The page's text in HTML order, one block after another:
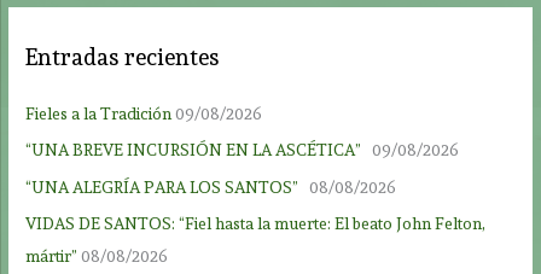
Entradas recientes
Fieles a la Tradición 09/08/2026
“UNA BREVE INCURSIÓN EN LA ASCÉTICA”
09/08/2026
“UNA ALEGRÍA PARA LOS SANTOS”
08/08/2026
VIDAS DE SANTOS: “Fiel hasta la muerte: El beato John Felton,
mártir” 08/08/2026